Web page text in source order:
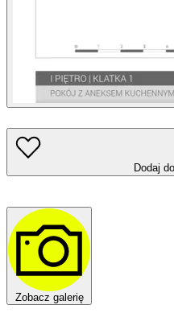
Dodaj
Zobacz galerię